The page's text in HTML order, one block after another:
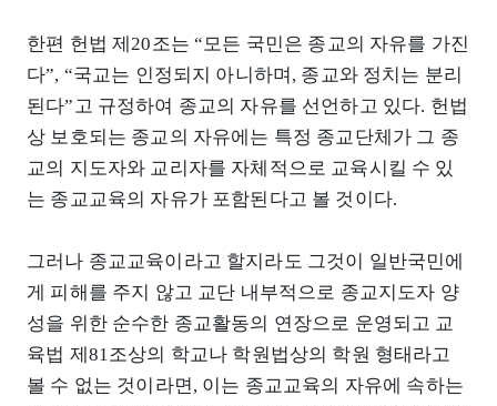
한편 헌법 제20조는 “모든 국민은 종교의 자유를 가진
다”, “국교는 인정되지 아니하며, 종교와 정치는 분리
된다”고 규정하여 종교의 자유를 선언하고 있다. 헌법
상 보호되는 종교의 자유에는 특정 종교단체가 그 종
교의 지도자와 교리자를 자체적으로 교육시킬 수 있
는 종교교육의 자유가 포함된다고 볼 것이다.
그러나 종교교육이라고 할지라도 그것이 일반국민에
게 피해를 주지 않고 교단 내부적으로 종교지도자 양
성을 위한 순수한 종교활동의 연장으로 운영되고 교
육법 제81조상의 학교나 학원법상의 학원 형태라고
볼 수 없는 것이라면, 이는 종교교육의 자유에 속하는